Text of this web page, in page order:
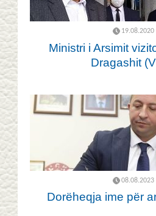
19.08.2020
Ministri i Arsimit
Dragashit
08.08.2023
Dorëheqja ime për